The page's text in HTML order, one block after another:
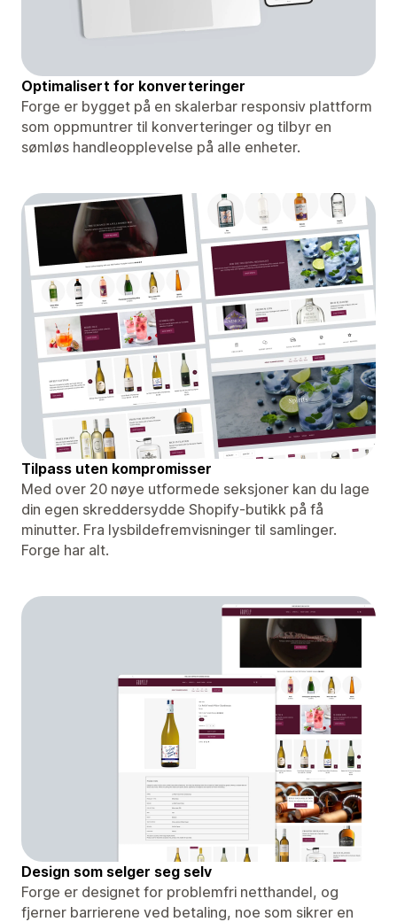
Optimalisert for konverteringer
Forge er bygget på en skalerbar responsiv plattform
som oppmuntrer til konverteringer og tilbyr en
sømløs handleopplevelse på alle enheter.
Tilpass uten kompromisser
Med over 20 nøye utformede seksjoner kan du lage
din egen skreddersydde Shopify-butikk på få
minutter. Fra lysbildefremvisninger til samlinger.
Forge har alt.
Design som selger seg selv
Forge er designet for problemfri netthandel, og
fjerner barrierene ved betaling, noe som sikrer en